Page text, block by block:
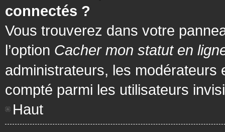
connectés ?
Vous trouverez dans votre
l’option Cacher mon statut en
administrateurs, les
compté parmi les utilisateurs
Haut